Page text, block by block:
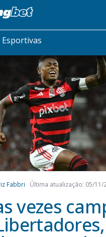
CONMEBOL LIBERTADORES
NACIONAL
INTERNACIONAL
APOSTAR
ESPORTES
Fabbri Última atualização: 05/11/
vezes